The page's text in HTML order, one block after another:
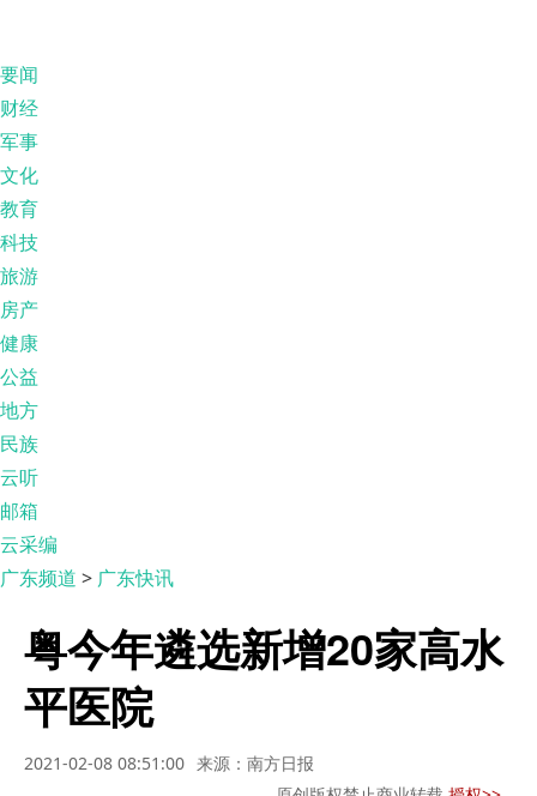
要闻
财经
军事
文化
教育
科技
旅游
房产
健康
公益
地方
民族
云听
邮箱
云采编
广东频道 > 广东快讯
粤今年遴选新增20家高水
平医院
2021-02-08 08:51:00 来源：南方日报